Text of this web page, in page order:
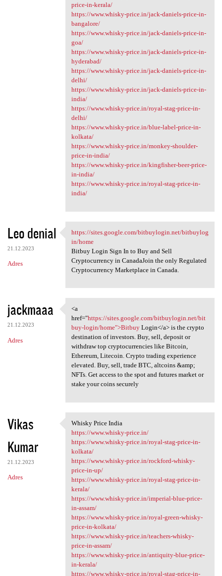
price-in-kerala/
https://www.whisky-price.in/jack-daniels-price-in-
bangalore/
https://www.whisky-price.in/jack-daniels-price-in-
goa/
https://www.whisky-price.in/jack-daniels-price-in-
hyderabad/
https://www.whisky-price.in/jack-daniels-price-in-
delhi/
https://www.whisky-price.in/jack-daniels-price-in-
india/
https://www.whisky-price.in/royal-stag-price-in-
delhi/
https://www.whisky-price.in/blue-label-price-in-
kolkata/
https://www.whisky-price.in/monkey-shoulder-
price-in-india/
https://www.whisky-price.in/kingfisher-beer-price-
in-india/
https://www.whisky-price.in/royal-stag-price-in-
india/
Leo denial
21.12.2023
Adres
https://sites.google.com
https://sites.google.com/bitbuylogin.net/bitbuylog
in/home
Bitbuy Login Sign In to Buy and Sell
Cryptocurrency in CanadaJoin the only Regulated
Cryptocurrency Marketplace in Canada.
jackmaaa
21.12.2023
Adres
<a href="https://sites.google
<a
href="https://sites.google.com/bitbuylogin.net/bit
buy-login/home">BitbuyLogin</a> is the crypto
destination of investors. Buy, sell, deposit or
withdraw top cryptocurrencies like Bitcoin,
Ethereum, Litecoin. Crypto trading experience
elevated. Buy, sell, trade BTC, altcoins &amp;
NFTs. Get access to the spot and futures market or
stake your coins securely
Vikas
Kumar
21.12.2023
Adres
Whisky Price India
Whisky Price India
https://www.whisky-price.in/
https://www.whisky-price.in/royal-stag-price-in-
kolkata/
https://www.whisky-price.in/rockford-whisky-
price-in-up/
https://www.whisky-price.in/royal-stag-price-in-
kerala/
https://www.whisky-price.in/imperial-blue-price-
in-assam/
https://www.whisky-price.in/royal-green-whisky-
price-in-kolkata/
https://www.whisky-price.in/teachers-whisky-
price-in-assam/
https://www.whisky-price.in/antiquity-blue-price-
in-kerala/
https://www.whisky-price.in/royal-stag-price-in-